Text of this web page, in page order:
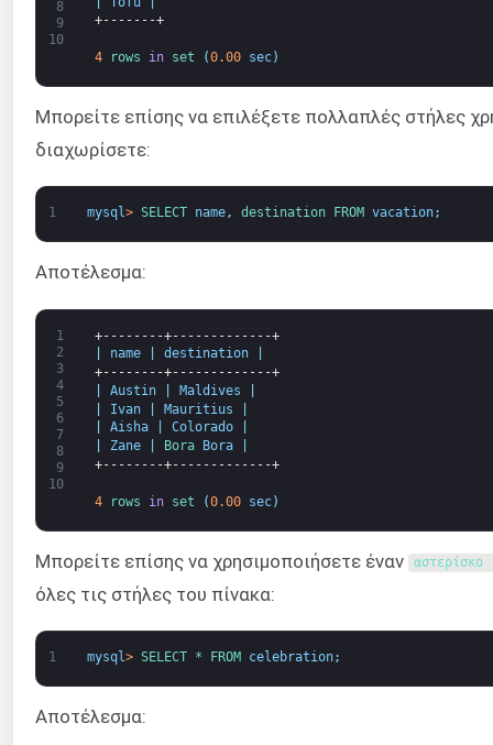
8
9
10
+-------+
4 rows in set (0.00 sec)
Μπορείτε επίσης να επιλέξετε πολλαπλές στήλες
διαχωρίσετε:
1 mysql> SELECT name, destination FROM vacation;
Αποτέλεσμα:
1
2
3
4
5
6
7
8
9
10
+--------+-------------+
name destination
+--------+-------------+
Austin Maldives
Ivan Mauritius
Aisha Colorado
Zane Bora Bora
+--------+-------------+
4 rows in set (0.00 sec)
Μπορείτε επίσης να χρησιμοποιήσετε έναν αστερίσκο
όλες τις στήλες του πίνακα:
1 mysql> SELECT * FROM celebration;
Αποτέλεσμα: